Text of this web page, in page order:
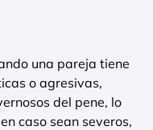
una pareja tiene
o agresivas,
del pene, lo
caso sean severos,